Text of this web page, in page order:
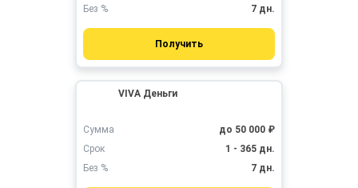
Без % 7 дн.
Получить
VIVA Деньги
Сумма
до 50 000 ₽
Срок
1 - 365 дн.
Без %
7 дн.